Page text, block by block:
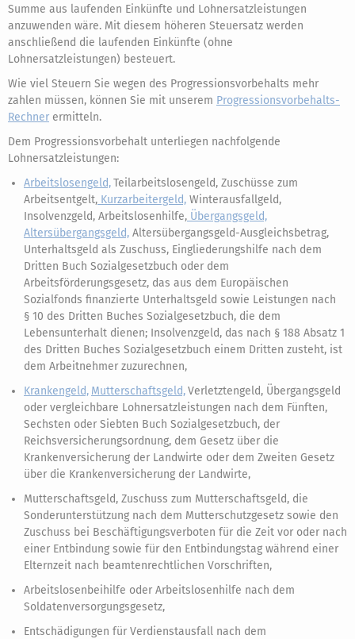
Summe aus laufenden Einkünfte und Lohnersatzleistungen
anzuwenden wäre. Mit diesem höheren Steuersatz werden
anschließend die laufenden Einkünfte (ohne
Lohnersatzleistungen) besteuert.
Wie viel Steuern Sie wegen des Progressionsvorbehalts mehr
zahlen müssen, können Sie mit unserem Progressionsvorbehalts-
Rechner ermitteln.
Dem Progressionsvorbehalt unterliegen nachfolgende
Lohnersatzleistungen:
Arbeitslosengeld,Teilarbeitslosengeld, Zuschüsse zum
Arbeitsentgelt, Kurzarbeitergeld, Winterausfallgeld,
Insolvenzgeld, Arbeitslosenhilfe, Übergangsgeld,
Altersübergangsgeld, Altersübergangsgeld-Ausgleichsbetrag,
Unterhaltsgeld als Zuschuss, Eingliederungshilfe nach dem
Dritten Buch Sozialgesetzbuch oder dem
Arbeitsförderungsgesetz, das aus dem Europäischen
Sozialfonds finanzierte Unterhaltsgeld sowie Leistungen nach
§ 10 des Dritten Buches Sozialgesetzbuch, die dem
Lebensunterhalt dienen; Insolvenzgeld, das nach § 188 Absatz 1
des Dritten Buches Sozialgesetzbuch einem Dritten zusteht, ist
dem Arbeitnehmer zuzurechnen,
Krankengeld, Mutterschaftsgeld,Verletztengeld, Übergangsgeld
oder vergleichbare Lohnersatzleistungen nach dem Fünften,
Sechsten oder Siebten Buch Sozialgesetzbuch, der
Reichsversicherungsordnung, dem Gesetz über die
Krankenversicherung der Landwirte oder dem Zweiten Gesetz
über die Krankenversicherung der Landwirte,
Mutterschaftsgeld, Zuschuss zum Mutterschaftsgeld, die
Sonderunterstützung nach dem Mutterschutzgesetz sowie den
Zuschuss bei Beschäftigungsverboten für die Zeit vor oder nach
einer Entbindung sowie für den Entbindungstag während einer
Elternzeit nach beamtenrechtlichen Vorschriften,
Arbeitslosenbeihilfe oder Arbeitslosenhilfe nach dem
Soldatenversorgungsgesetz,
Entschädigungen für Verdienstausfall nach dem